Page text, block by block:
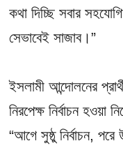
কথা দিচ্ছি সবার
সেভাবেই সাজাব।”
ইসলামী আন্দোলনের
নিরপেক্ষ নির্বাচন
“আগে সুষ্ঠু নির্বাচন,